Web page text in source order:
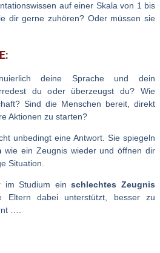
auf einer Skala von 1 bis
dir gerne zuhören? Oder müssen sie
deine Sprache und dein
du oder überzeugst du? Wie
Sind die Menschen bereit, direkt
Aktionen zu starten?
unbedingt eine Antwort. Sie spiegeln
wie ein Zeugnis wieder und öffnen dir
Situation.
im Studium einschlechtes Zeugnis
Eltern dabei unterstützt, besser zu
….